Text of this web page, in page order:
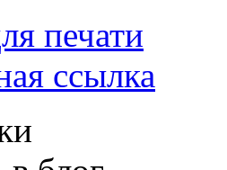
печати
ссылка